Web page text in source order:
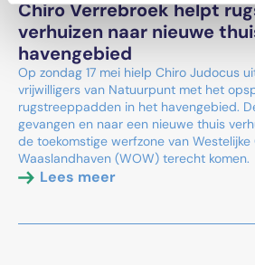
Chiro Verrebroek helpt
verhuizen naar nieuwe
havengebied
Op zondag 17 mei hielp Chiro Judocus
vrijwilligers van Natuurpunt met het
rugstreeppadden in het havengebied.
gevangen en naar een nieuwe thuis
de toekomstige werfzone van
Waaslandhaven (WOW) terecht komen.
Lees meer